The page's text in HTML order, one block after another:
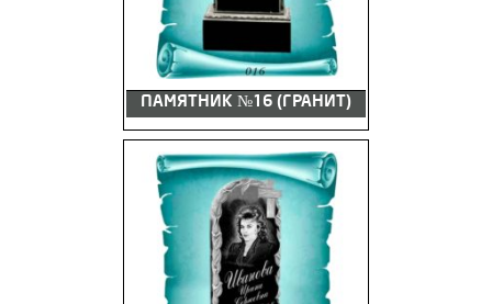
ПАМЯТНИК №16 (ГРАНИТ)